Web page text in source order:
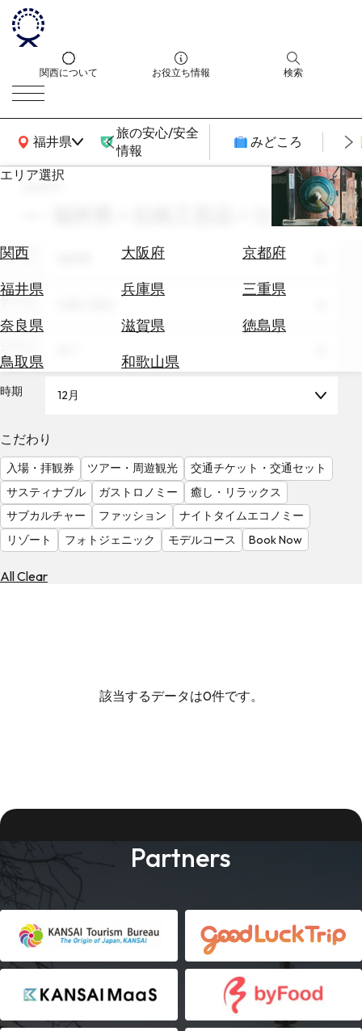
関西について お役立ち情報 検索
福井県
関西広域MAP
旅の安心/安全
情報
みどころ
エリア選択
関西 大阪府
京都府
福井県
兵庫県
三重県
奈良県
滋賀県
徳島県
鳥取県
和歌山県
エ
券
テ
を
調
べ
る
天
気
を
見
る
search
福井県 × 伝統工芸品 × 12月
エリア
テーマ
時期 12月
こだわり
入場・拝観券 ツアー・周遊観光
交通チケット・交通セット
サスティナブル
ガストロノミー
癒し・リラックス
サブカルチャー
ファッション
ナイトタイムエコノミー
リゾート
フォトジェニック モデルコース Book Now
All Clear
該当するデータは0件です。
Partners